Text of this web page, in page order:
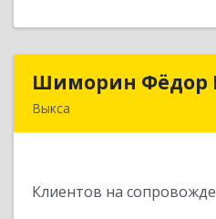
Шиморин Фёдор
Выкса
Клиентов на
Шиморин Фёдор